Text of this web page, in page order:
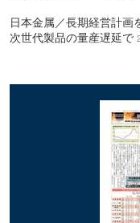
日本金属／長期経営計画
次世代製品の量産遅延で